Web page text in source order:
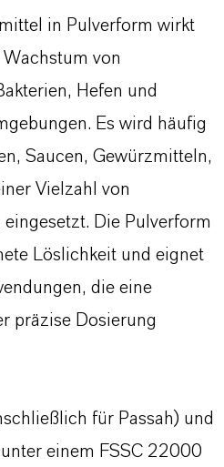
in Pulverform wirkt
von
Hefen und
Es wird häufig
Saucen, Gewürzmitteln,
Vielzahl von
Die Pulverform
Löslichkeit und eignet
die eine
präzise Dosierung
für Passah) und
einem FSSC 22000